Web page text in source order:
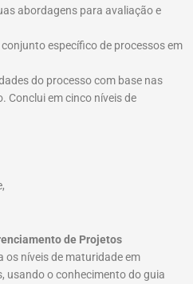
abordagens para avaliação e
específico de processos em
do processo com base nas
Conclui em cinco níveis de
de Projetos
os níveis de maturidade em
usando o conhecimento do guia